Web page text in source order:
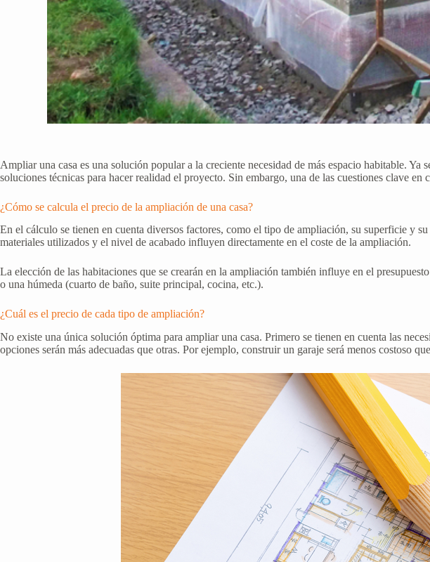
Ampliar una casa es una solución popular a la creciente necesidad de más espacio habitable.
soluciones técnicas para hacer realidad el proyecto. Sin embargo, una de las cuestiones clave
¿Cómo se calcula el precio de la ampliación de una casa?
En el cálculo se tienen en cuenta diversos factores, como el tipo de ampliación, su superficie y
materiales utilizados y el nivel de acabado influyen directamente en el coste de la ampliación.
La elección de las habitaciones que se crearán en la ampliación también influye en el
o una húmeda (cuarto de baño, suite principal, cocina, etc.).
¿Cuál es el precio de cada tipo de ampliación?
No existe una única solución óptima para ampliar una casa. Primero se tienen en cuenta las
opciones serán más adecuadas que otras. Por ejemplo, construir un garaje será menos costoso